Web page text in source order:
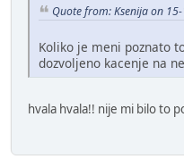
Quote from: Ksenija on
Koliko je meni poznato
dozvoljeno kacenje na
hvala hvala!! nije mi bilo to